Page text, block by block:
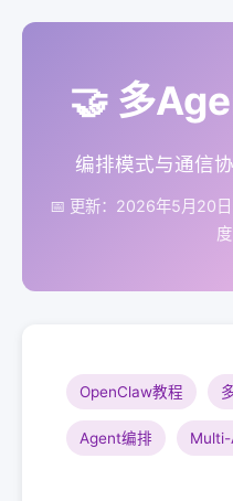
🤝 多
编排模式与通信
📅 更新：2026年5月20日
OpenClaw教程
Agent编排